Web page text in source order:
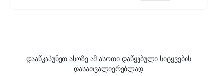
დააწკაპუნეთ ასოზე ამ ასოთი დაწყებული სიტყვების
დასათვალიერებლად